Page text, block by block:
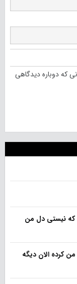
که دوباره دیدگاهی
که نیستی دل من
کرده الان دیگه